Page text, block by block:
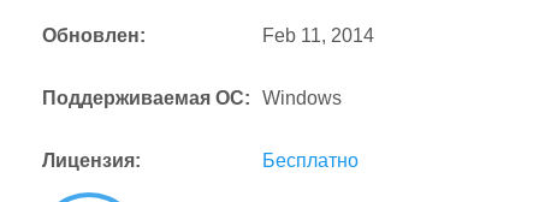
Обновлен: Feb 11, 2014
Поддерживаемая ОС: Windows
Лицензия: Бесплатно